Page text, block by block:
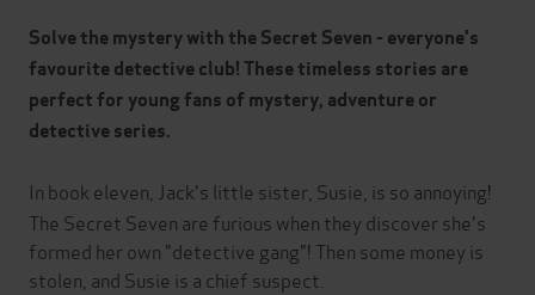
Solve the mystery with the Secret Seven - everyone's
favourite detective club! These timeless stories are
perfect for young fans of mystery, adventure or
detective series.
In book eleven, Jack's little sister, Susie, is so annoying!
The Secret Seven are furious when they discover she's
formed her own "detective gang"! Then some money is
stolen, and Susie is a chief suspect.